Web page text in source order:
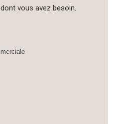
vous avez besoin.